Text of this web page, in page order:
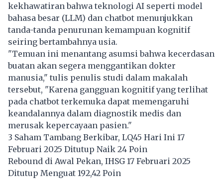
kekhawatiran bahwa teknologi AI seperti model
bahasa besar (LLM) dan chatbot menunjukkan
tanda-tanda penurunan kemampuan kognitif
seiring bertambahnya usia.
"Temuan ini menantang asumsi bahwa kecerdasan
buatan akan segera menggantikan dokter
manusia," tulis penulis studi dalam makalah
tersebut, "Karena gangguan kognitif yang terlihat
pada chatbot terkemuka dapat memengaruhi
keandalannya dalam diagnostik medis dan
merusak kepercayaan pasien."
3 Saham Tambang Berkibar, LQ45 Hari Ini 17
Februari 2025 Ditutup Naik 24 Poin
Rebound di Awal Pekan, IHSG 17 Februari 2025
Ditutup Menguat 192,42 Poin